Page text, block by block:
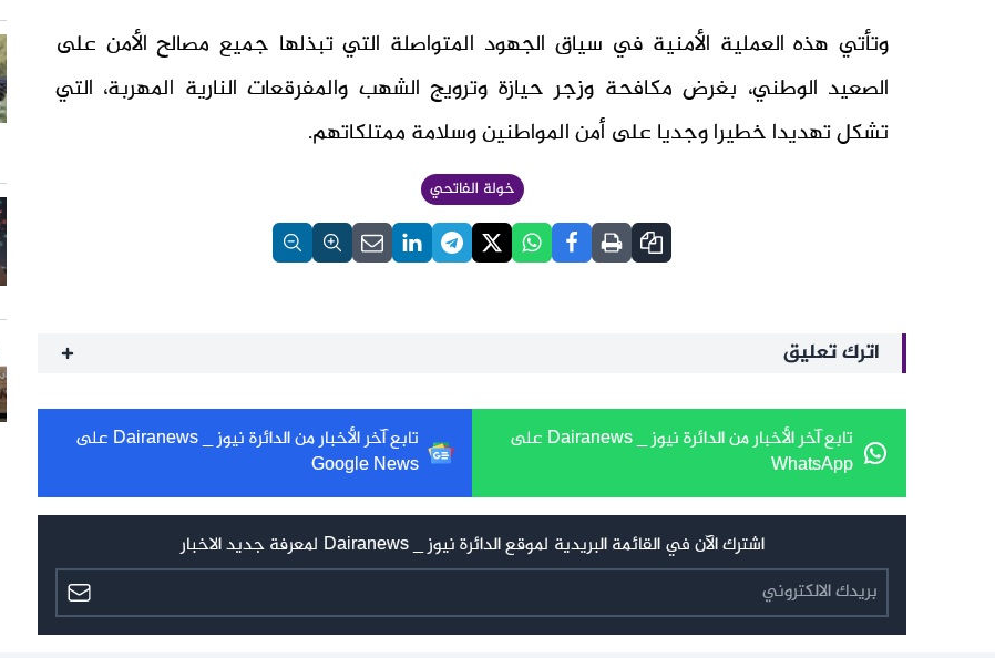
وتأتي هذه العملية الأمنية في سياق الجهود المتواصلة التي تبذلها جميع مصالح الأمن على
الصعيد الوطني، بغرض مكافحة وزجر حيازة وترويج الشهب والمفرقعات النارية المهربة، التي
تشكل تهديدا خطيرا وجديا على أمن المواطنين وسلامة ممتلكاتهم.
خولة الفاتحي
اترك تعليق
تابع آخر الأخبار من الدائرة نيوز _ Dairanews على
WhatsApp
تابع آخر الأخبار من الدائرة نيوز _ Dairanews على
Google News
اشترك الآن في القائمة البريدية لموقع الدائرة نيوز _ Dairanews لمعرفة جديد الاخبار